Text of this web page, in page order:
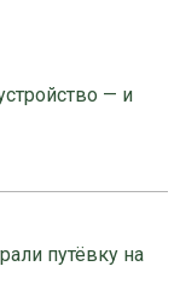
— и
путёвку на